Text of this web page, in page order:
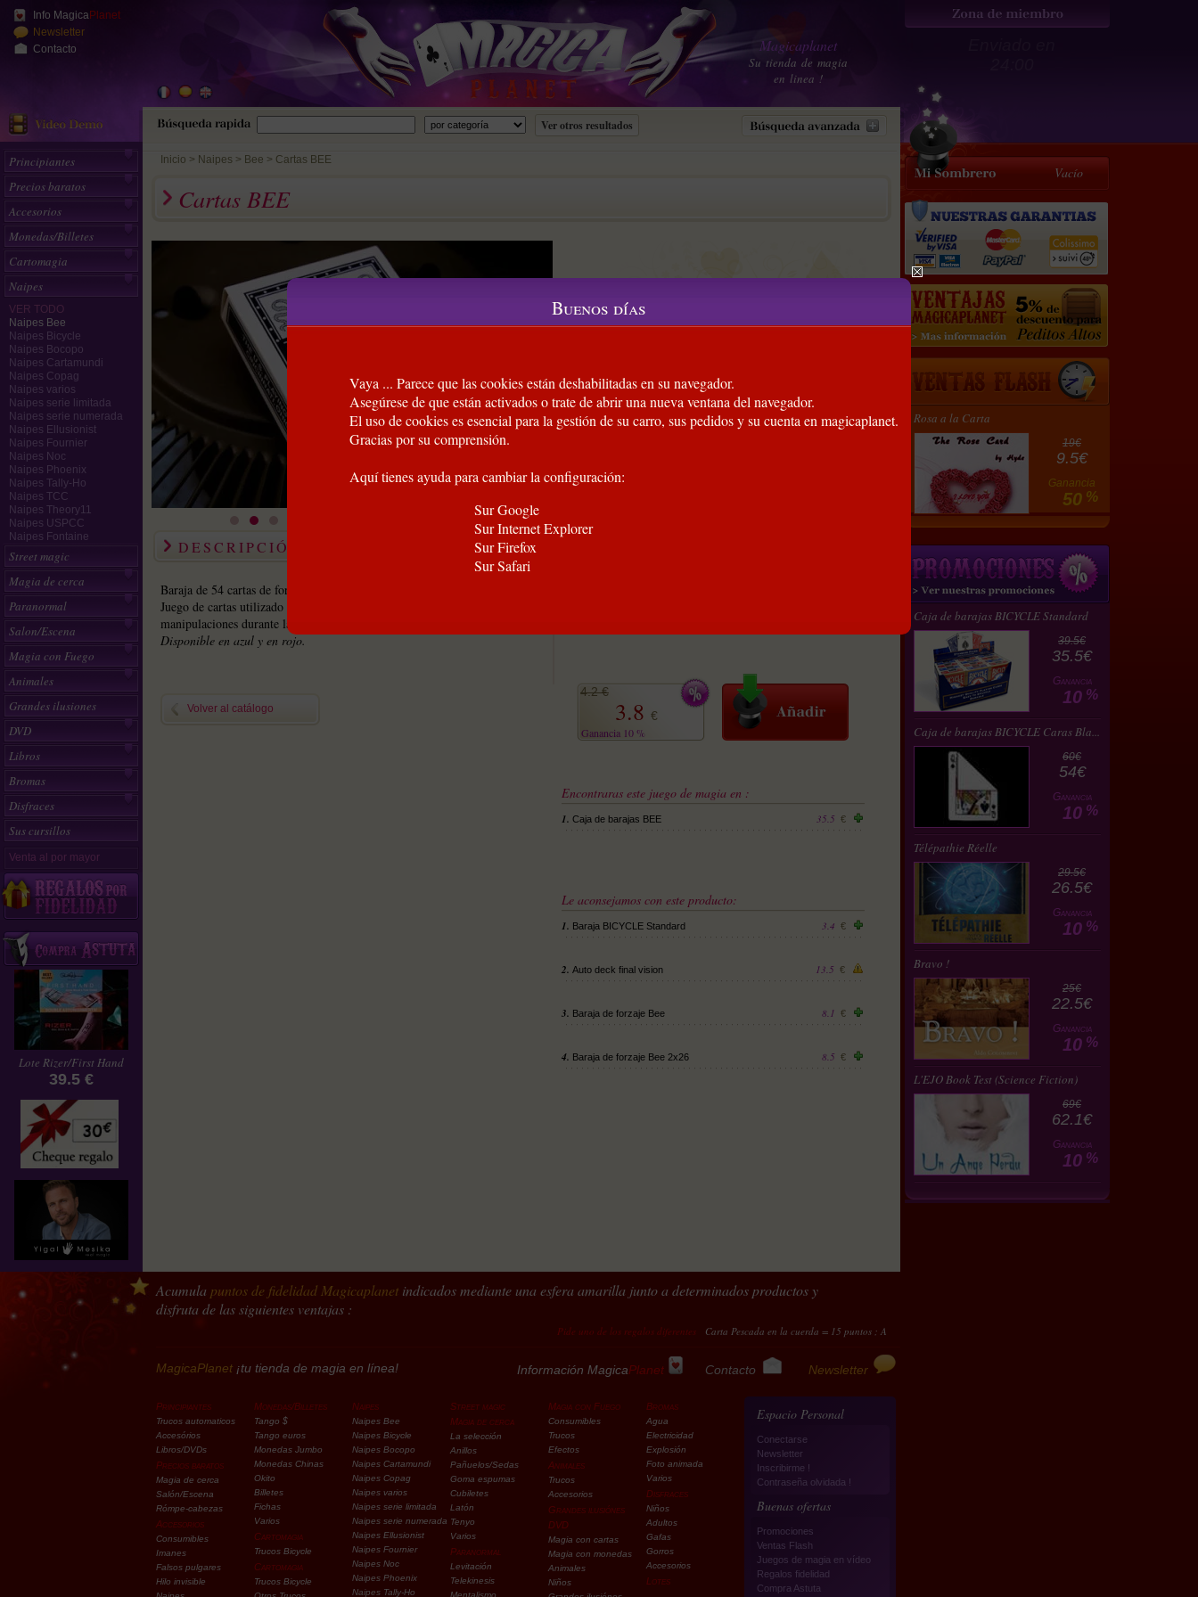
Info MagicaPlanet
Newsletter
Contacto
Magicaplanet
Su tienda de magia
en linea !
Principiantes
Precios baratos
Accesorios
Monedas/Billetes
Cartomagia
Naipes
VER TODO
Naipes Bee
Naipes Bicycle
Naipes Bocopo
Naipes Cartamundi
Naipes Copag
Naipes varios
Naipes serie limitada
Naipes serie numerada
Naipes Ellusionist
Naipes Fournier
Naipes Noc
Naipes Phoenix
Naipes Tally-Ho
Naipes TCC
Naipes Theory11
Naipes USPCC
Naipes Fontaine
Street magic
Magia de cerca
Paranormal
Salon/Escena
Magia con Fuego
Animales
Grandes ilusiones
DVD
Libros
Bromas
Disfraces
Sus cursillos
Venta al por mayor
Lote Rizer/First Hand
39.5 €
Inicio > Naipes Bee Cartas BEE
Cartas BEE
DESCRIPCIÓN
Baraja de 54 cartas de formato poker.
Juego de cartas utilizado para demonstraciones de fullerías y para
manipulaciones durante las prestaciones escénicas.
Disponible en azul y en rojo.
Volver al catálogo
4.2 €
3.8 €
Ganancia 10 %
Encontraras este juego de magia en :
1. Caja de barajas BEE 35.5 €
Le aconsejamos con este producto:
1. Baraja BICYCLE Standard 3.4 €
2. Auto deck final vision 13.5 €
3. Baraja de forzaje Bee 8.1 €
4. Baraja de forzaje Bee 2x26 8.5 €
Vacío
Rosa a la Carta
19€
9.5€
Ganancia
50 %
Caja de barajas BICYCLE Standard
39.5€
35.5€
Ganancia
10 %
Caja de barajas BICYCLE Caras Bla...
60€
54€
Ganancia
10 %
Télépathie Réelle
29.5€
26.5€
Ganancia
10 %
Bravo !
25€
22.5€
Ganancia
10 %
L'EJO Book Test (Science Fiction)
69€
62.1€
Ganancia
10 %
Acumula puntos de fidelidad Magicaplanet indicados mediante una esfera amarilla junto a determinados productos y
disfruta de las siguientes ventajas :
Pide uno de los regalos diferentes Carta Pescada en la cuerda = 15 puntos ; Arenas del desierto Pro : kit completo = 120 puntos
MagicaPlanet ¡tu tienda de magia en línea! Información MagicaPlanet Contacto Newsletter
Principiantes
Trucos automaticos
Accesórios
Libros/DVDs
Precios baratos
Magia de cerca
Salón/Escena
Rómpe-cabezas
Accesorios
Consumibles
Imanes
Falsos pulgares
Hilo invisible
Monedas/Billetes
Tango $
Tango euros
Monedas Jumbo
Monedas Chinas
Okito
Billetes
Fichas
Varios
Cartomagia
Trucos Bicycle
Cartomagia
Trucos Bicycle
Naipes
Naipes Bee
Naipes Bicycle
Naipes Bocopo
Naipes Cartamundi
Naipes Copag
Naipes varios
Naipes serie limitada
Naipes serie numerada
Naipes Ellusionist
Naipes Fournier
Naipes Noc
Naipes Phoenix
Naipes Tally-Ho
Street magic
Magia de cerca
La selección
Anillos
Pañuelos/Sedas
Goma espumas
Cubiletes
Latón
Tenyo
Varios
Paranormal
Levitación
Telekinesis
Mentalismo
Magia con Fuego
Consumibles
Trucos
Efectos
Animales
Trucos
Accesorios
Grandes ilusiónes
DVD
Magia con cartas
Magia con monedas
Animales
Niños
Bromas
Agua
Electricidad
Explosión
Foto animada
Varios
Disfraces
Niños
Adultos
Gafas
Gorros
Accesorios
Lotes
Espacio Personal
Conectarse
Newsletter
Inscribirme !
Contraseña olvidada !
Buenas ofertas
Promociones
Ventas Flash
Juegos de magia en vídeo
Regalos fidelidad
Compra Astuta
Buenos días
Vaya ... Parece que las cookies están deshabilitadas en su navegador.
Asegúrese de que están activados o trate de abrir una nueva ventana del navegador.
El uso de cookies es esencial para la gestión de su carro, sus pedidos y su cuenta en magicaplanet.
Gracias por su comprensión.
Aquí tienes ayuda para cambiar la configuración:
Sur Google
Sur Internet Explorer
Sur Firefox
Sur Safari